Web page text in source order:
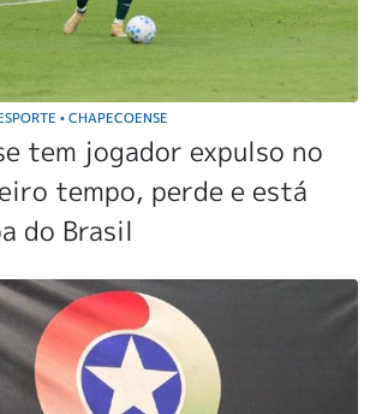
• CHAPECOENSE
tem jogador expulso no
tempo, perde e está
do Brasil